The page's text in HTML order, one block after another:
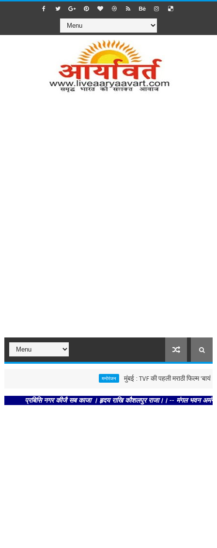
मुंबई : TVF की पहली मराठी फिल्म 'बायंगी
प्रबिसि नगर कीजै सब काजा । हृदय राखि कौशलपुर राजा।। -- मंगल भवन अमंगल